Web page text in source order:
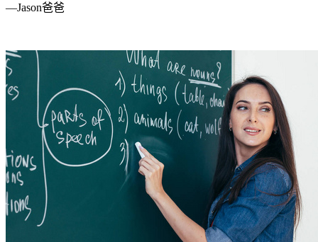
—Jason爸爸